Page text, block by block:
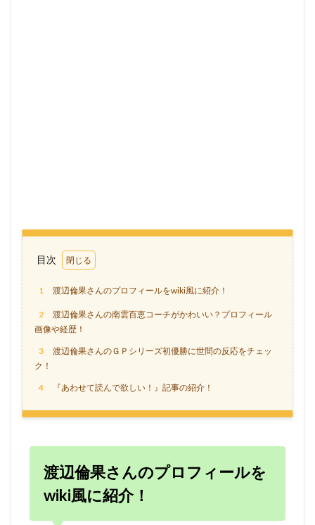
目次
1 渡辺倫果さんのプロフィールをwiki風に紹介！
2
渡辺倫果さんの南雲百恵コーチがかわいい？プロフィール
画像や経歴！
3
渡辺倫果さんのＧＰシリーズ初優勝に世間の反応をチェッ
ク！
4 『あわせて読んで欲しい！』記事の紹介！
渡辺倫果さんのプロフィールを
wiki風に紹介！